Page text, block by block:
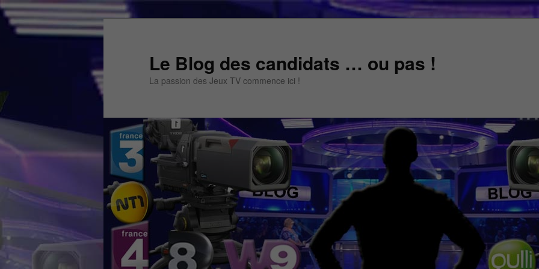
Aller
Le Blog des candidats … ou pas !
La passion des Jeux TV commence ici !